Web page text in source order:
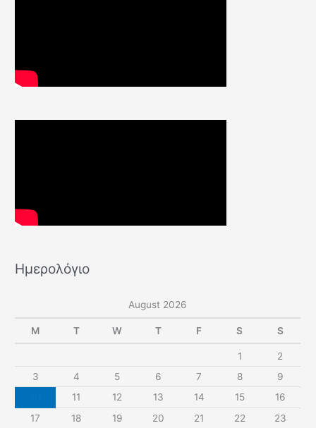
Ημερολόγιο
August 2026
M T W T F S S
1
2
3
4 5 6 7 8
9
11 12 13 14 15
16
17
18 19 20 21 22 23